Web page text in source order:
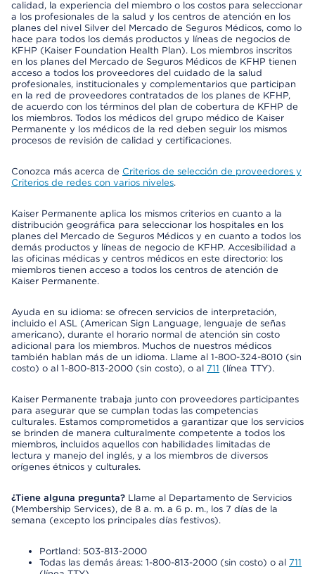
calidad, la experiencia del miembro o los costos para seleccionar
a los profesionales de la salud y los centros de atención en los
planes del nivel Silver del Mercado de Seguros Médicos, como lo
hace para todos los demás productos y líneas de negocios de
KFHP (Kaiser Foundation Health Plan). Los miembros inscritos
en los planes del Mercado de Seguros Médicos de KFHP tienen
acceso a todos los proveedores del cuidado de la salud
profesionales, institucionales y complementarios que participan
en la red de proveedores contratados de los planes de KFHP,
de acuerdo con los términos del plan de cobertura de KFHP de
los miembros. Todos los médicos del grupo médico de Kaiser
Permanente y los médicos de la red deben seguir los mismos
procesos de revisión de calidad y certificaciones.
Conozca más acerca de Criterios de selección de proveedores y
Criterios de redes con varios niveles.
Kaiser Permanente aplica los mismos criterios en cuanto a la
distribución geográfica para seleccionar los hospitales en los
planes del Mercado de Seguros Médicos y en cuanto a todos los
demás productos y líneas de negocio de KFHP. Accesibilidad a
las oficinas médicas y centros médicos en este directorio: los
miembros tienen acceso a todos los centros de atención de
Kaiser Permanente.
Ayuda en su idioma: se ofrecen servicios de interpretación,
incluido el ASL (American Sign Language, lenguaje de señas
americano), durante el horario normal de atención sin costo
adicional para los miembros. Muchos de nuestros médicos
también hablan más de un idioma. Llame al 1-800-324-8010 (sin
costo) o al 1-800-813-2000 (sin costo), o al 711 (línea TTY).
Kaiser Permanente trabaja junto con proveedores participantes
para asegurar que se cumplan todas las competencias
culturales. Estamos comprometidos a garantizar que los servicios
se brinden de manera culturalmente competente a todos los
miembros, incluidos aquellos con habilidades limitadas de
lectura y manejo del inglés, y a los miembros de diversos
orígenes étnicos y culturales.
¿Tiene alguna pregunta? Llame al Departamento de Servicios
(Membership Services), de 8 a. m. a 6 p. m., los 7 días de la
semana (excepto los principales días festivos).
Portland: 503-813-2000
Todas las demás áreas: 1-800-813-2000 (sin costo) o al 711